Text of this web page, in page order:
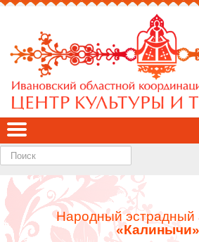
Найти
Народный эстрадный
«Калинычи»